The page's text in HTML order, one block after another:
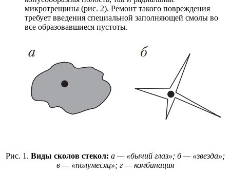
микротрещины (рис. 2). Ремонт такого повреждения
требует введения специальной заполняющей смолы во
все образовавшиеся пустоты.
Рис. 1. Виды сколов стекол: а — «бычий глаз»; б — «звезда»;
в — «полумесяц»; г — комбинация